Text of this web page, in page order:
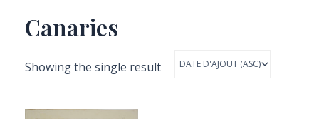
Canaries
Showing the single result